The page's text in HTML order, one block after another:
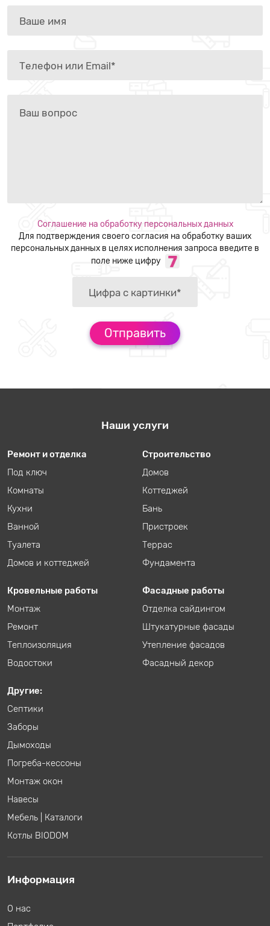
Соглашение на обработку персональных данных
Для подтверждения своего согласия на обработку ваших
персональных данных в целях исполнения запроса введите в
поле ниже цифру
Наши услуги
Ремонт и отделка
Под ключ
Комнаты
Кухни
Ванной
Туалета
Домов и коттеджей
Строительство
Домов
Коттеджей
Бань
Пристроек
Террас
Фундамента
Кровельные работы
Монтаж
Ремонт
Теплоизоляция
Водостоки
Фасадные работы
Отделка сайдингом
Штукатурные фасады
Утепление фасадов
Фасадный декор
Другие:
Септики
Заборы
Дымоходы
Погреба-кессоны
Монтаж окон
Навесы
Мебель
Каталоги
Котлы BIODOM
Информация
О нас